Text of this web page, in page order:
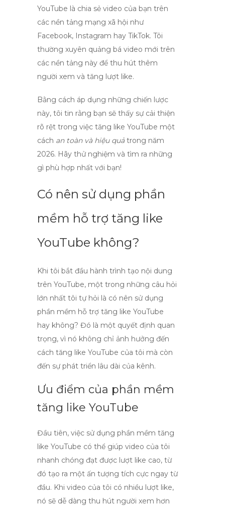
YouTube là chia sẻ video của bạn trên
các nền tảng mạng xã hội như
Facebook, Instagram hay TikTok. Tôi
thường xuyên quảng bá video mới trên
các nền tảng này để thu hút thêm
người xem và tăng lượt like.
Bằng cách áp dụng những chiến lược
này, tôi tin rằng bạn sẽ thấy sự cải thiện
rõ rệt trong việc tăng like YouTube một
cách an toàn và hiệu quảtrong năm
2026. Hãy thử nghiệm và tìm ra những
gì phù hợp nhất với bạn!
Có nên sử dụng phần
mềm hỗ trợ tăng like
YouTube không?
Khi tôi bắt đầu hành trình tạo nội dung
trên YouTube, một trong những câu hỏi
lớn nhất tôi tự hỏi là có nên sử dụng
phần mềm hỗ trợ tăng like YouTube
hay không? Đó là một quyết định quan
trọng, vì nó không chỉ ảnh hưởng đến
cách tăng like YouTube của tôi mà còn
đến sự phát triển lâu dài của kênh.
Ưu điểm của phần mềm
tăng like YouTube
Đầu tiên, việc sử dụng phần mềm tăng
like YouTube có thể giúp video của tôi
nhanh chóng đạt được lượt like cao, từ
đó tạo ra một ấn tượng tích cực ngay từ
đầu. Khi video của tôi có nhiều lượt like,
nó sẽ dễ dàng thu hút người xem hơn